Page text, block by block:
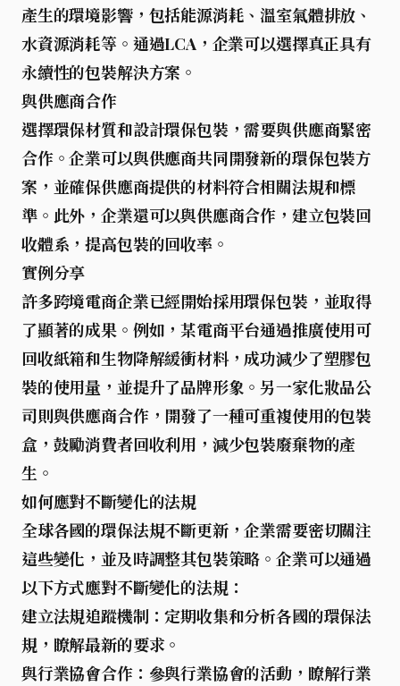
產生的環境影響，包括能源消耗、溫室氣體排放、
水資源消耗等。通過LCA，企業可以選擇真正具有
永續性的包裝解決方案。
與供應商合作
選擇環保材質和設計環保包裝，需要與供應商緊密
合作。企業可以與供應商共同開發新的環保包裝方
案，並確保供應商提供的材料符合相關法規和標
準。此外，企業還可以與供應商合作，建立包裝回
收體系 ，提高包裝的回收率。
實例分享
許多跨境電商企業已經開始採用環保包裝，並取得
了顯著的成果。例如，某電商平台通過推廣使用可
回收紙箱和生物降解緩衝材料，成功減少了塑膠包
裝的使用量，並提升了品牌形象。另一家化妝品公
司則與供應商合作，開發了一種可重複使用的包裝
盒，鼓勵消費者回收利用，減少包裝廢棄物的產
生。
如何應對不斷變化的法規
全球各國的環保法規不斷更新，企業需要密切關注
這些變化，並及時調整其包裝策略。企業可以通過
以下方式應對不斷變化的法規：
建立法規追蹤機制：定期收集和分析各國的環保法
規，瞭解最新的要求。
與行業協會合作：參與行業協會的活動，瞭解行業